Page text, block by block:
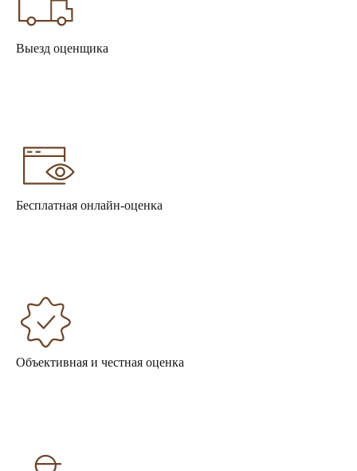
Выезд оценщика
Бесплатная онлайн-оценка
Объективная и честная оценка